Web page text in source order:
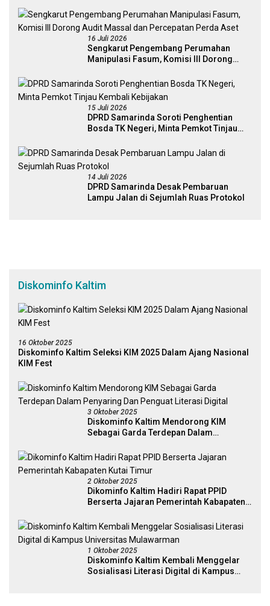
16 Juli 2026
Sengkarut Pengembang Perumahan
Manipulasi Fasum, Komisi III Dorong
15 Juli 2026
DPRD Samarinda Soroti Penghentian
Bosda TK Negeri, Minta Pemkot Tinjau
14 Juli 2026
DPRD Samarinda Desak Pembaruan
Lampu Jalan di Sejumlah Ruas Protokol
Diskominfo Kaltim
16 Oktober 2025
Diskominfo Kaltim Seleksi KIM 2025 Dalam Ajang Nasional
KIM Fest
3 Oktober 2025
Diskominfo Kaltim Mendorong KIM
Sebagai Garda Terdepan Dalam
2 Oktober 2025
Dikominfo Kaltim Hadiri Rapat PPID
Berserta Jajaran Pemerintah Kabapaten
1 Oktober 2025
Diskominfo Kaltim Kembali Menggelar
Sosialisasi Literasi Digital di Kampus